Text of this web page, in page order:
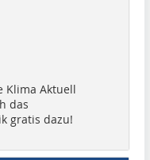
Klima Aktuell
das
gratis dazu!